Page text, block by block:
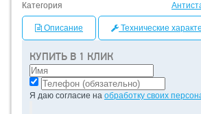
КУПИТЬ В 1 КЛИК
Я даю согласие на обработку своих
Категория
Описание Технические